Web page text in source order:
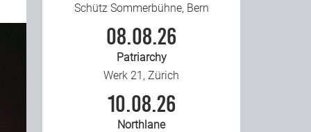
Schütz Sommerbühne, Bern
08.08.26
Patriarchy
Werk 21, Zürich
10.08.26
Northlane